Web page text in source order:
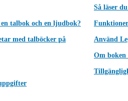
talbok och en ljudbok?
med talböcker på
Så läser
Använd
Om